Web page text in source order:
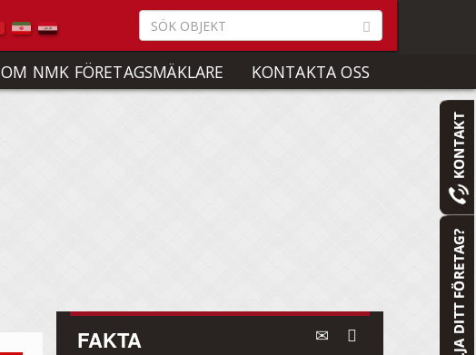
OM NMK FÖRETAGSMÄKLARE KONTAKTA OSS
FAKTA